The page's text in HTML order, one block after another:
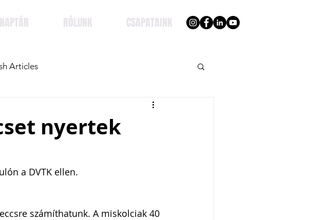
NAPTÁR RÓLUNK CSAPATAINK
Articles
nyertek
a DVTK ellen.
számíthatunk. A miskolciak 40